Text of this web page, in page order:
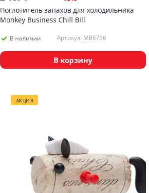
Поглотитель запахов для холодильника
Monkey Business Chill Bill
В наличии Артикул: MB6756
В корзину
АКЦИЯ